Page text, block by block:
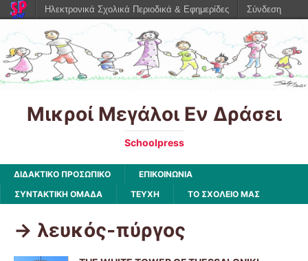
Μικροί Μεγάλοι Εν Δράσει
Schoolpress
ΔΙΔΑΚΤΙΚΟ ΠΡΟΣΩΠΙΚΟ
ΕΠΙΚΟΙΝΩΝΙΑ
ΣΥΝΤΑΚΤΙΚΗ ΟΜΑΔΑ
ΤΕΥΧΗ ΤΟ ΣΧΟΛΕΙΟ ΜΑΣ
-> λευκός-πύργος
Ηλεκτρονικά Σχολικά Περιοδικά & Εφημερίδες Σύνδεση